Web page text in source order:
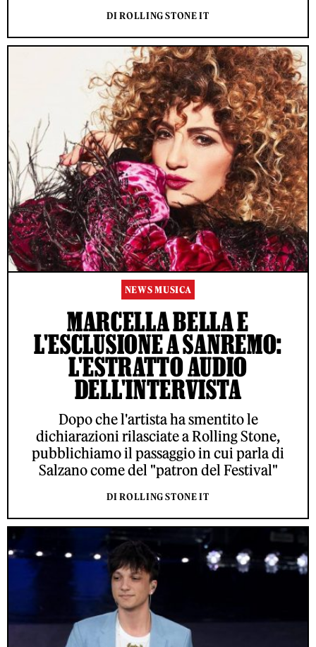
DI ROLLING STONE IT
NEWS MUSICA
MARCELLA BELLA E
L'ESCLUSIONE A SANREMO:
L'ESTRATTO AUDIO
DELL'INTERVISTA
Dopo che l'artista ha smentito le
dichiarazioni rilasciate a Rolling Stone,
pubblichiamo il passaggio in cui parla di
Salzano come del "patron del Festival"
DI ROLLING STONE IT